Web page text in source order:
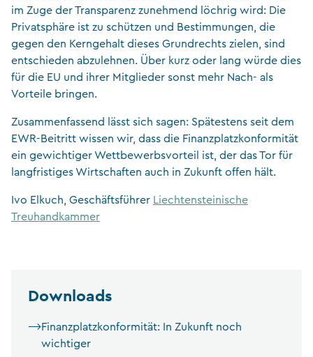
im Zuge der Transparenz zunehmend löchrig wird: Die
Privatsphäre ist zu schützen und Bestimmungen, die
gegen den Kerngehalt dieses Grundrechts zielen, sind
entschieden abzulehnen. Über kurz oder lang würde dies
für die EU und ihrer Mitglieder sonst mehr Nach- als
Vorteile bringen.
Zusammenfassend lässt sich sagen: Spätestens seit dem
EWR-Beitritt wissen wir, dass die Finanzplatzkonformität
ein gewichtiger Wettbewerbsvorteil ist, der das Tor für
langfristiges Wirtschaften auch in Zukunft offen hält.
Ivo Elkuch, Geschäftsführer Liechtensteinische
Treuhandkammer
Downloads
Finanzplatzkonformität: In Zukunft noch
wichtiger